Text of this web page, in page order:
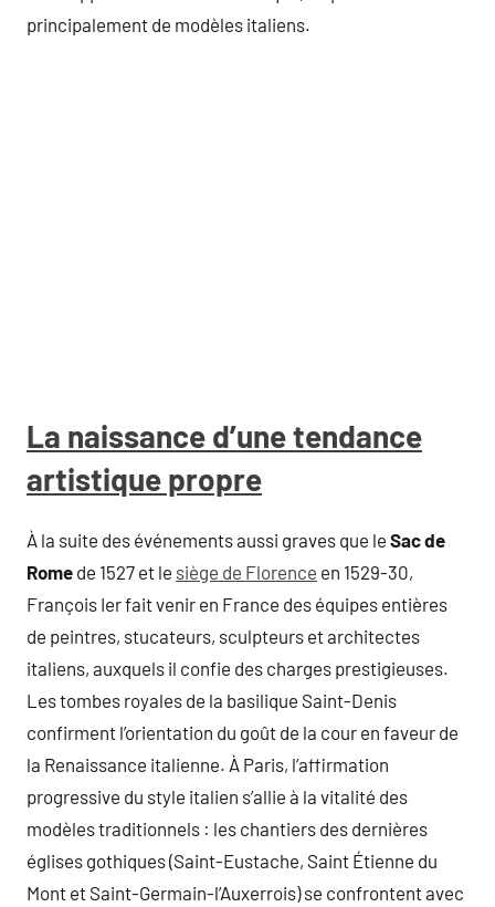
principalement de modèles italiens.
La naissance d’une tendance
artistique propre
À la suite des événements aussi graves que le Sac de
Rome de 1527 et le siège de Florence en 1529-30,
François Ier fait venir en France des équipes entières
de peintres, stucateurs, sculpteurs et architectes
italiens, auxquels il confie des charges prestigieuses.
Les tombes royales de la basilique Saint-Denis
confirment l’orientation du goût de la cour en faveur de
la Renaissance italienne. À Paris, l’affirmation
progressive du style italien s’allie à la vitalité des
modèles traditionnels : les chantiers des dernières
églises gothiques (Saint-Eustache, Saint Étienne du
Mont et Saint-Germain-l’Auxerrois) se confrontent avec